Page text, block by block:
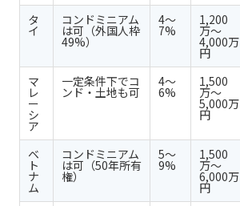
タ
イ
コンドミニアム
は可（外国人枠
49%）
4〜
7%
1,200
万〜
4,000万
円
マ
レ
ー
シ
ア
一定条件下でコ
ンド・土地も可
4〜
6%
1,500
万〜
5,000万
円
ベ
ト
ナ
ム
コンドミニアム
は可（50年所有
権）
5〜
9%
1,500
万〜
6,000万
円